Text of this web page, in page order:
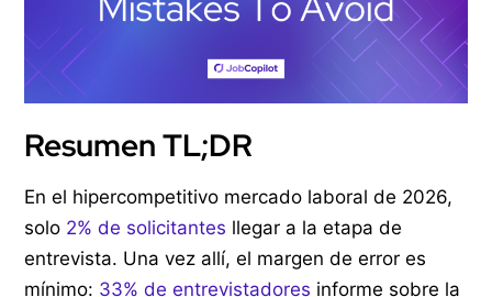
Resumen TL;DR
En el hipercompetitivo mercado laboral de 2026,
solo 2% de solicitantes llegar a la etapa de
entrevista. Una vez allí, el margen de error es
mínimo: 33% de entrevistadores informe sobre la